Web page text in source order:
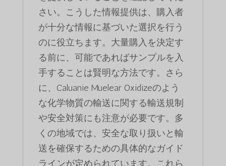
さい。こうした情報提供は、購入者
が十分な情報に基づいた選択を行う
のに役立ちます。大量購入を決定す
る前に、可能であればサンプルを入
手することは賢明な方法です。さら
に、Caluanie Muelear Oxidizeのよう
な化学物質の輸送に関する輸送規制
や安全対策にも注意が必要です。多
くの地域では、安全な取り扱いと輸
送を確保するための具体的なガイド
ラインが定められています。これら